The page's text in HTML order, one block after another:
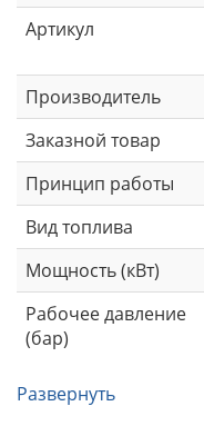
Артикул
Производитель
Заказной товар
Принцип работы
Вид топлива
Мощность (кВт)
Рабочее давление
(бар)
Развернуть